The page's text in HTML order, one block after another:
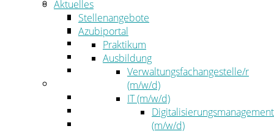
Kreistag
Kreistagsinformationssystem
Bürgerinformationssystem
Wahlen
Der Landrat
Aktuelles
Stellenangebote
Azubiportal
Praktikum
Ausbildung
Verwaltungsfachangestelle/r
(m/w/d)
IT (m/w/d)
Digitalisierungsmanagement
(m/w/d)